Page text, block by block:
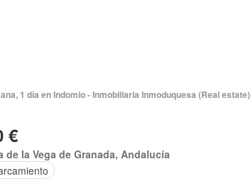
1 día en Indomio - Inmobiliaria Inmoduquesa (Real estate)
€
de la Vega de Granada, Andalucía